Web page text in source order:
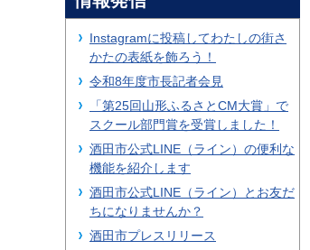
Instagramに投稿してわたしの街さ
かたの表紙を飾ろう！
令和8年度市長記者会見
「第25回山形ふるさとCM大賞」で
スクール部門賞を受賞しました！
酒田市公式LINE（ライン）の便利な
機能を紹介します
酒田市公式LINE（ライン）とお友だ
ちになりませんか？
酒田市プレスリリース